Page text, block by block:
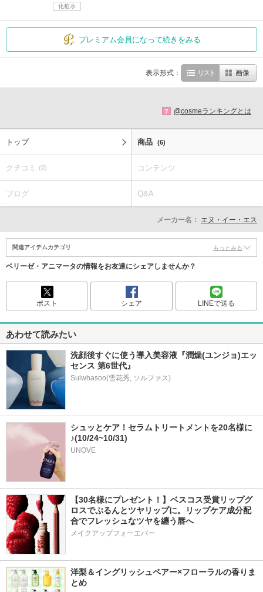
化粧水
プレミアム会員になって続きをみる
表示形式： リスト 画像
? @cosmeランキングとは
トップ 商品 (6)
クチコミ (0) コンテンツ
ブログ Q&A
メーカー名： エヌ・イー・エス
関連アイテムカテゴリ もっとみる
ベリーゼ・アニマータの情報をお友達にシェアしませんか？
ポスト シェア LINEで送る
あわせて読みたい
洗顔後すぐに使う導入美容液『潤燥(ユンジョ)エッ
センス 第6世代』
シュッとケア！セラムトリートメントを20名様に
♪(10/24~10/31)
UNOVE
【30名様にプレゼント！】ベスコス受賞リップグ
ロスでぷるんとツヤリップに。リップケア成分配
合でフレッシュなツヤを纏う唇へ
メイクアップフォーエバー
洋梨＆イングリッシュペアー×フローラルの香りま
とめ